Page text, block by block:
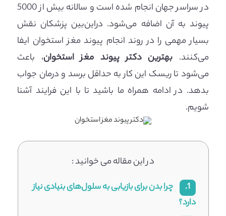
در سراسر جهان انجام شده است و سالانه بیش از 5000
پیوند به آن اضافه می‌شود. دراین‌بین پزشکان نقش
بسیار مهمی را در روند انجام پیوند مغز استخوان ایفا
می‌کنند. بهترین دکتر پیوند مغز استخوان، باعث
می‌شود تا ریسک این کار به حداقل برسد و درمان جواب
بدهد. در ادامه همراه ما باشید تا با این فرایند آشنا
شویم.
در این مقاله می خوانید :
1.
چرا بدن برای بازیابی به سلول‌های بنیادی نیاز
دارد؟